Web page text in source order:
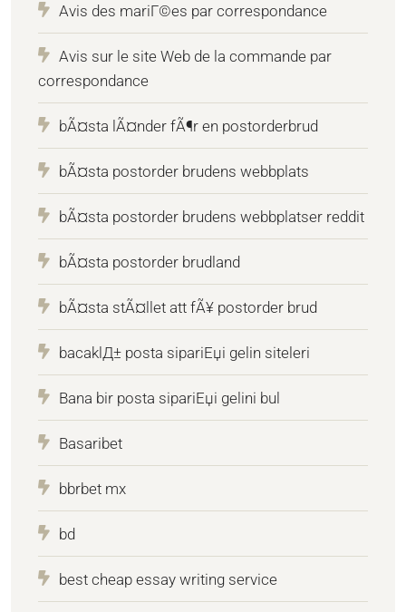
Avis des mariГ©es par correspondance
Avis sur le site Web de la commande par
correspondance
bÃ¤sta lÃ¤nder fÃ¶r en postorderbrud
bÃ¤sta postorder brudens webbplats
bÃ¤sta postorder brudens webbplatser reddit
bÃ¤sta postorder brudland
bÃ¤sta stÃ¤llet att fÃ¥ postorder brud
bacaklД± posta sipariЕџi gelin siteleri
Bana bir posta sipariЕџi gelini bul
Basaribet
bbrbet mx
bd
best cheap essay writing service